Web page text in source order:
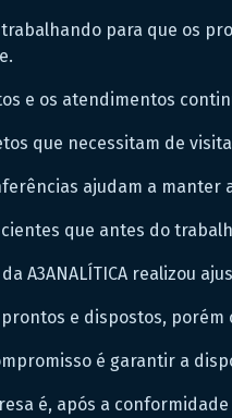
trabalhando para que os
e os atendimentos
que necessitam de
ajudam a manter
cientes que antes do
A3ANALÍTICA realizou
prontos e dispostos, porém
é garantir a
é, após a